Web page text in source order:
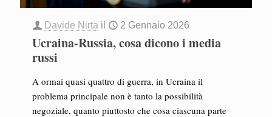
Davide Nirta il 2 Gennaio 2026
Ucraina-Russia, cosa dicono i media
russi
A ormai quasi quattro di guerra, in Ucraina il
problema principale non è tanto la possibilità
negoziale, quanto piuttosto che cosa ciascuna parte